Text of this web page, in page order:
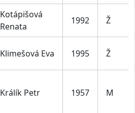
Kotápišová
Renata
1992 Ž
Klimešová Eva 1995 Ž
Králík Petr 1957 M